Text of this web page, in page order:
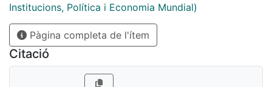
Institucions, Política i Economia Mundial)
Pàgina completa de l'ítem
Citació